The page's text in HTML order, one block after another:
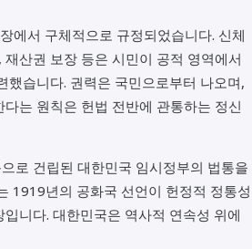
에서 구체적으로 규정되었습니다. 신체
재산권 보장 등은 시민이 공적 영역에서
했습니다. 권력은 국민으로부터 나오며,
는 원칙은 헌법 전반에 관통하는 정신
로 건립된 대한민국 임시정부의 법통을
1919년의 공화국 선언이 헌정적 정통성
니다. 대한민국은 역사적 연속성 위에